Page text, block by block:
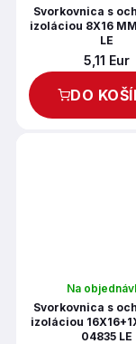
Svorkovnica s
izoláciou 8X16
LE
5,11 Eur
DO
Na
Svorkovnica s
izoláciou
04835 LE